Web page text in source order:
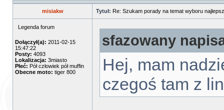
misiakw Tytuł: Re: Szukam porady na temat wyboru
Legenda forum
Dołączył(a): 2011-02-15
15:47:22
Posty: 4093
Lokalizacja: 3miasto
Płeć: Pół człowiek pół muffin
Obecne moto: tiger 800
sfazowany
Hej, mam
czegoś tam z